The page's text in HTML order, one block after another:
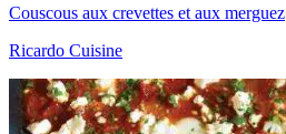
Couscous aux crevettes et aux merguez
Ricardo Cuisine